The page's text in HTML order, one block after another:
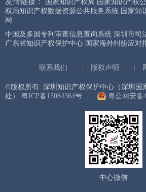
国家知识产权局 国家知识产权
权局知识产权数据资源公共服务系统 国家知
网
中国及多国专利审查信息查询系统 深圳市司
广东省知识产权保护中心 国家海外纠纷应对
联系我们 版权声明
©版权所有: 深圳知识产权保护中心（深圳国
处） 粤ICP备13064364号 粤公网安备
中心微信